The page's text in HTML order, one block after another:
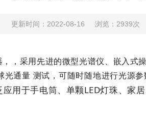
更新时间：2022-08-16 浏览：2939次
，采用先进的微型光谱仪、嵌入式
通量 测试，可随时随地进行光源
用于手电筒、单颗LED灯珠、家